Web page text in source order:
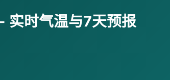
实时气温与7天预报